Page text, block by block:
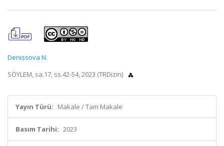
Denissova N.
SÖYLEM, sa.17, ss.42-54, 2023 (TRDizin)
Yayın Türü: Makale / Tam Makale
Basım Tarihi: 2023